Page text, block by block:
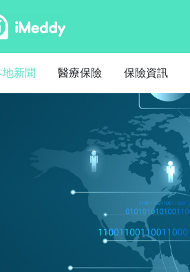
地新聞 醫療保險 保險資訊